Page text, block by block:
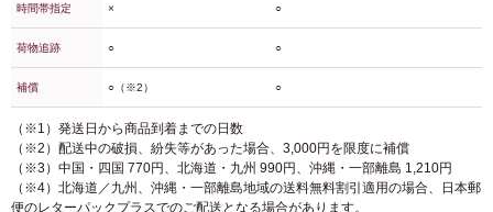
時間帯指定
荷物追跡
補償
×
○
○（※2）
○
○
○
（※1）発送日から商品到着までの日数
（※2）配送中の破損、紛失等があった場合、3,000円を限度に補償
（※3）中国・四国 770円、北海道・九州 990円、沖縄・一部離島 1,210円
（※4）北海道／九州、沖縄・一部離島地域の送料無料割引適用の場合、日本郵
便のレターパックプラスでのご配送となる場合があります。